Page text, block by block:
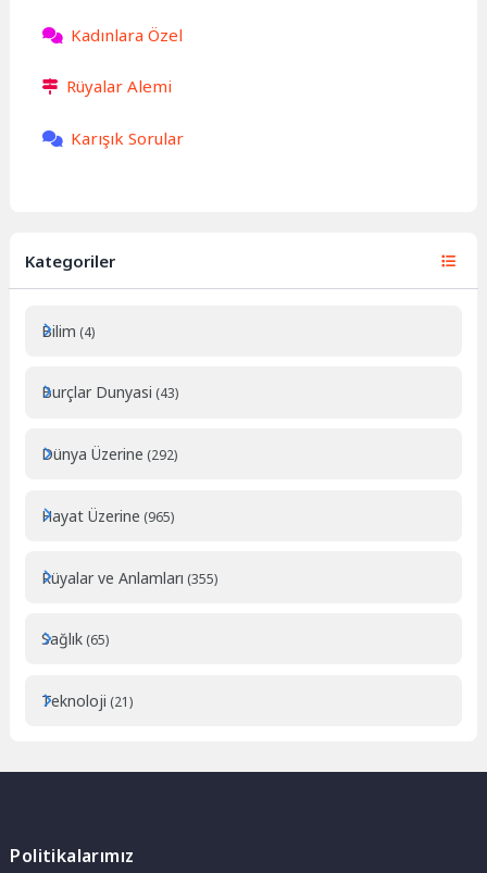
Kadınlara Özel
Rüyalar Alemi
Karışık Sorular
Kategoriler
Bilim (4)
Burçlar Dunyasi (43)
Dünya Üzerine (292)
Hayat Üzerine (965)
Rüyalar ve Anlamları (355)
Sağlık (65)
Teknoloji (21)
Politikalarımız